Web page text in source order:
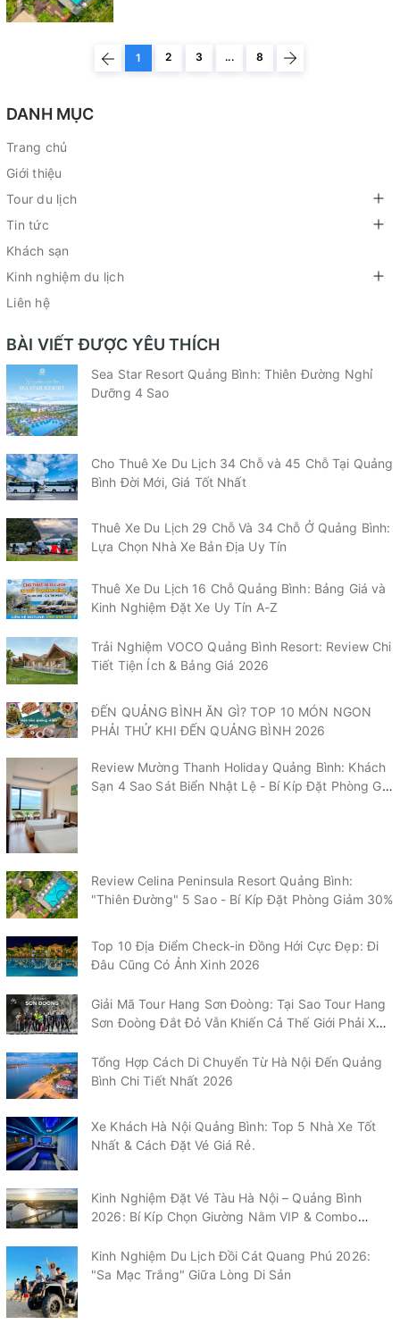
1 2 3 ... 8
DANH MỤC
Trang chủ
Giới thiệu
Tour du lịch
Tin tức
Khách sạn
Kinh nghiệm du lịch
Liên hệ
BÀI VIẾT ĐƯỢC YÊU THÍCH
Sea Star Resort Quảng Bình: Thiên Đường Nghỉ
Dưỡng 4 Sao
Cho Thuê Xe Du Lịch 34 Chỗ và 45 Chỗ Tại Quảng
Bình Đời Mới, Giá Tốt Nhất
Thuê Xe Du Lịch 29 Chỗ Và 34 Chỗ Ở Quảng Bình:
Lựa Chọn Nhà Xe Bản Địa Uy Tín
Thuê Xe Du Lịch 16 Chỗ Quảng Bình: Bảng Giá và
Kinh Nghiệm Đặt Xe Uy Tín A-Z
Trải Nghiệm VOCO Quảng Bình Resort: Review Chi
Tiết Tiện Ích & Bảng Giá 2026
ĐẾN QUẢNG BÌNH ĂN GÌ? TOP 10 MÓN NGON
PHẢI THỬ KHI ĐẾN QUẢNG BÌNH 2026
Review Mường Thanh Holiday Quảng Bình: Khách
Sạn 4 Sao Sát Biển Nhật Lệ - Bí Kíp Đặt Phòng Giá
Review Celina Peninsula Resort Quảng Bình:
"Thiên Đường" 5 Sao - Bí Kíp Đặt Phòng Giảm 30%
Top 10 Địa Điểm Check-in Đồng Hới Cực Đẹp: Đi
Đâu Cũng Có Ảnh Xinh 2026
Giải Mã Tour Hang Sơn Đoòng: Tại Sao Tour Hang
Sơn Đoòng Đắt Đỏ Vẫn Khiến Cả Thế Giới Phải Xếp
Tổng Hợp Cách Di Chuyển Từ Hà Nội Đến Quảng
Bình Chi Tiết Nhất 2026
Xe Khách Hà Nội Quảng Bình: Top 5 Nhà Xe Tốt
Nhất & Cách Đặt Vé Giá Rẻ.
Kinh Nghiệm Đặt Vé Tàu Hà Nội – Quảng Bình
2026: Bí Kíp Chọn Giường Nằm VIP & Combo
Kinh Nghiệm Du Lịch Đồi Cát Quang Phú 2026:
"Sa Mạc Trắng" Giữa Lòng Di Sản